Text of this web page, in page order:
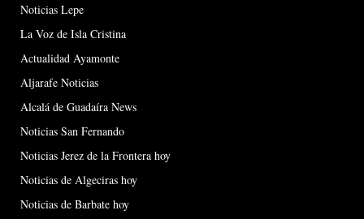
Noticias Lepe
La Voz de Isla Cristina
Actualidad Ayamonte
Aljarafe Noticias
Alcalá de Guadaíra News
Noticias San Fernando
Noticias Jerez de la Frontera hoy
Noticias de Algeciras hoy
Noticias de Barbate hoy